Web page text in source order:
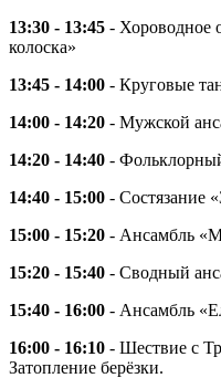
13:30 - 13:45 - Хороводное
колоска»
13:45 - 14:00 - Круговые
14:00 - 14:20 - Мужской
14:20 - 14:40 -
14:40 - 15:00 - Состязание
15:00 - 15:20 - Ансамбль
15:20 - 15:40 - Сводный
15:40 - 16:00 - Ансамбль
16:00 - 16:10 - Шествие с
Затопление берёзки.